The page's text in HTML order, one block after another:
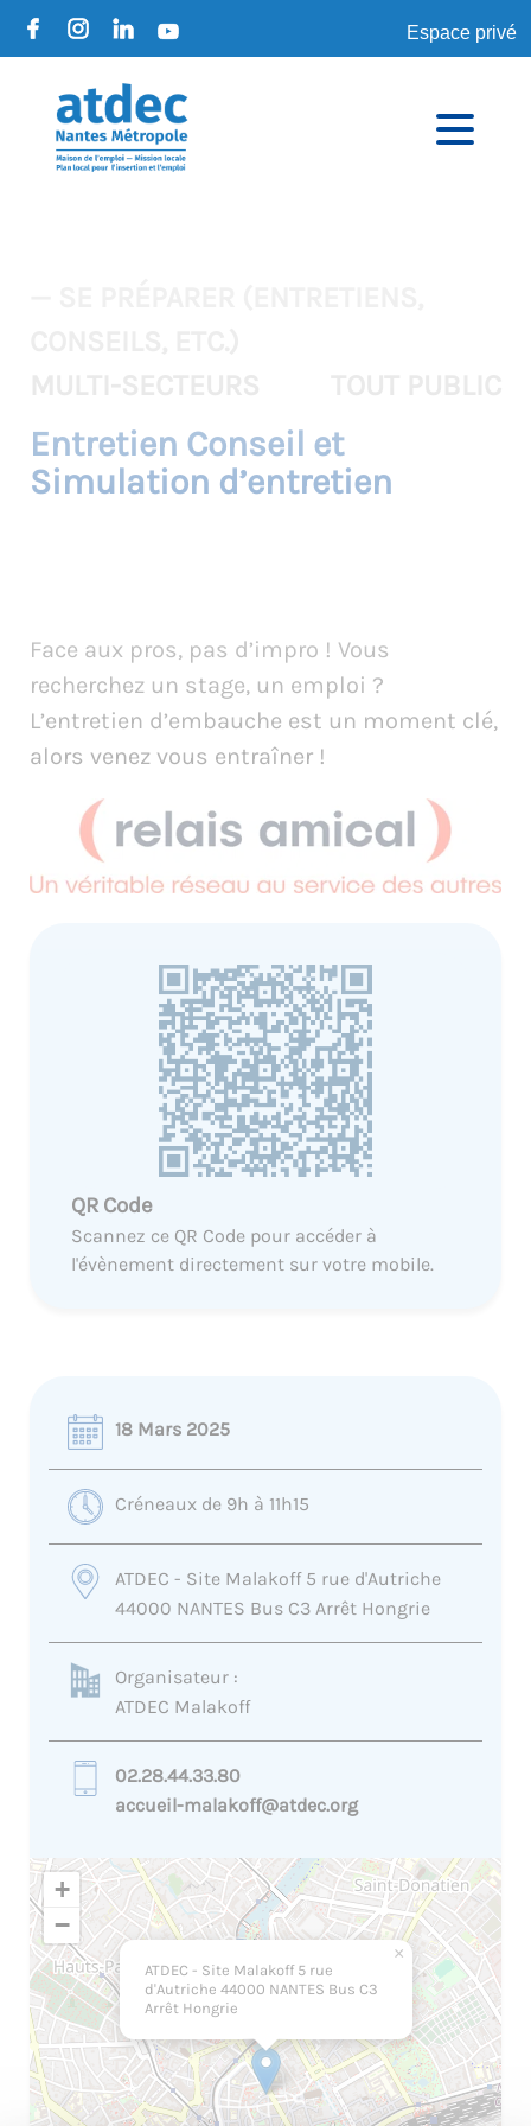
Espace privé
Entretien Conseil et
Simulation d’entretien
Face aux pros, pas d’impro ! Vous
recherchez un stage, un emploi ?
L’entretien d’embauche est un moment clé,
alors venez vous entraîner !
QR Code
Scannez ce QR Code pour accéder à
l'évènement directement sur votre mobile.
18 Mars 2025
Créneaux de 9h à 11h15
ATDEC - Site Malakoff 5 rue d'Autriche
44000 NANTES Bus C3 Arrêt Hongrie
Organisateur :
ATDEC Malakoff
02.28.44.33.80
accueil-malakoff@atdec.org
ATDEC - Site Malakoff 5 rue
d'Autriche 44000 NANTES Bus C3
Arrêt Hongrie
×
+
−